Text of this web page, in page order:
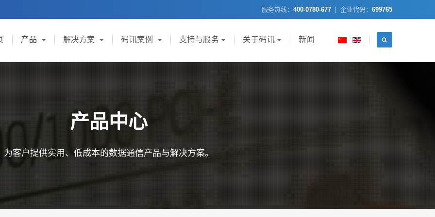
服务热线： 400-0780-677 | 企业代码： 699765
产品 解决方案 码讯案例 支持与服务 关于码讯 新闻
产品中心
为客户提供实用、低成本的数据通信产品与解决方案。